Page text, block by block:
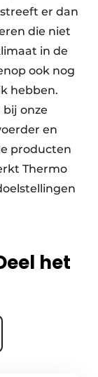
er dan
die niet
in de
ook nog
hebben.
onze
en
producten
Thermo
het